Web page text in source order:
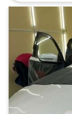
ของสีรถให้อยู่ได้นาน ป้องกันรอยขีดข่วน ช่ว
หายจากการกระแ
ทำความสะอาด
แมลง จะหลุดออกได้ง่าย ทนทาน
เหลือง ไม่แตก ไม่ลอก เพิ่มความสวยงาม
ดูโดดเด่นและทันสมัย ถังน้ำมัน ป้องกันร
กุญแจหรือวัตถุอื่นๆ แฟริ่ง ปกป้องส่วนที่โดน
ไฟหน้า/ไฟท้าย ป้อง
ข้าง ช่วยให้กระ